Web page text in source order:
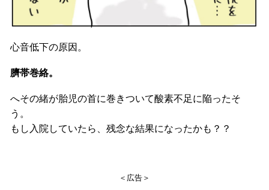
心音低下の原因。
臍帯巻絡。
へその緒が胎児の首に巻きついて酸素不足に陥ったそ
う。
もし入院していたら、残念な結果になったかも？？
＜広告＞